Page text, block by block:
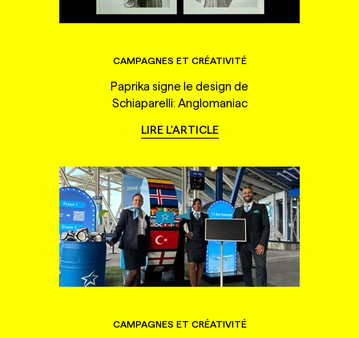
CAMPAGNES ET CRÉATIVITÉ
Paprika signe le design de
Schiaparelli: Anglomaniac
LIRE L'ARTICLE
CAMPAGNES ET CRÉATIVITÉ